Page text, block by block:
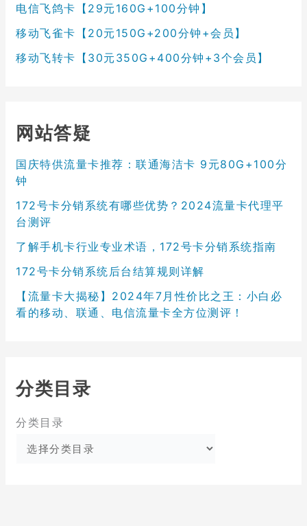
电信飞鸽卡【29元160G+100分钟】
移动飞雀卡【20元150G+200分钟+会员】
移动飞转卡【30元350G+400分钟+3个会员】
网站答疑
国庆特供流量卡推荐：联通海洁卡 9元80G+100分
钟
172号卡分销系统有哪些优势？2024流量卡代理平
台测评
了解手机卡行业专业术语，172号卡分销系统指南
172号卡分销系统后台结算规则详解
【流量卡大揭秘】2024年7月性价比之王：小白必
看的移动、联通、电信流量卡全方位测评！
分类目录
分类目录